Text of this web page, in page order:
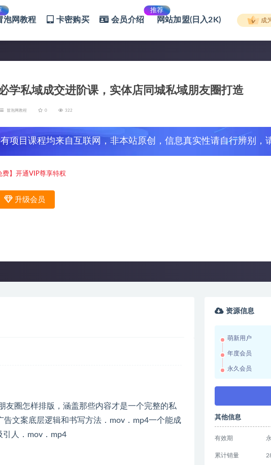
泡网教程 卡密购买 会员介绍
推荐
网站加盟(日入2K) 成
学私域成交进阶课，实体店同城私域朋友圈打造
冒泡网教程 0 322
有项目课程均来自互联网，非本站原创，信息真实性请自行辨别，
骗！
费】开通VIP尊享特权
升级会员
友圈怎样排版，涵盖那些内容才是一个完整的私
文案底层逻辑和书写方法．mov．mp4一个能成
引人．mov．mp4
资源信息
萌新用户
年度会员
永久会员
其他信息
有效期
累计销量